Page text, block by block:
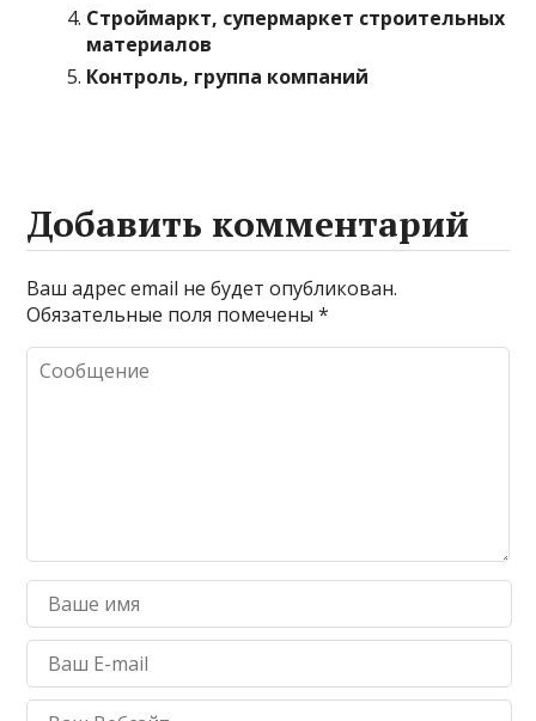
Строймаркт, супермаркет строительных
материалов
Контроль, группа компаний
Добавить комментарий
Ваш адрес email не будет опубликован.
Обязательные поля помечены*